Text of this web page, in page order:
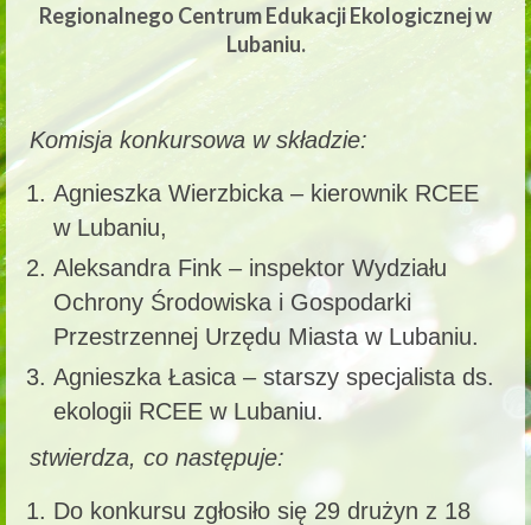
Regionalnego Centrum Edukacji Ekologicznej w
Lubaniu.
Komisja konkursowa w składzie:
Agnieszka Wierzbicka – kierownik RCEE
w Lubaniu,
Aleksandra Fink – inspektor Wydziału
Ochrony Środowiska i Gospodarki
Przestrzennej Urzędu Miasta w Lubaniu.
Agnieszka Łasica – starszy specjalista ds.
ekologii RCEE w Lubaniu.
stwierdza, co następuje:
Do konkursu zgłosiło się 29 drużyn z 18